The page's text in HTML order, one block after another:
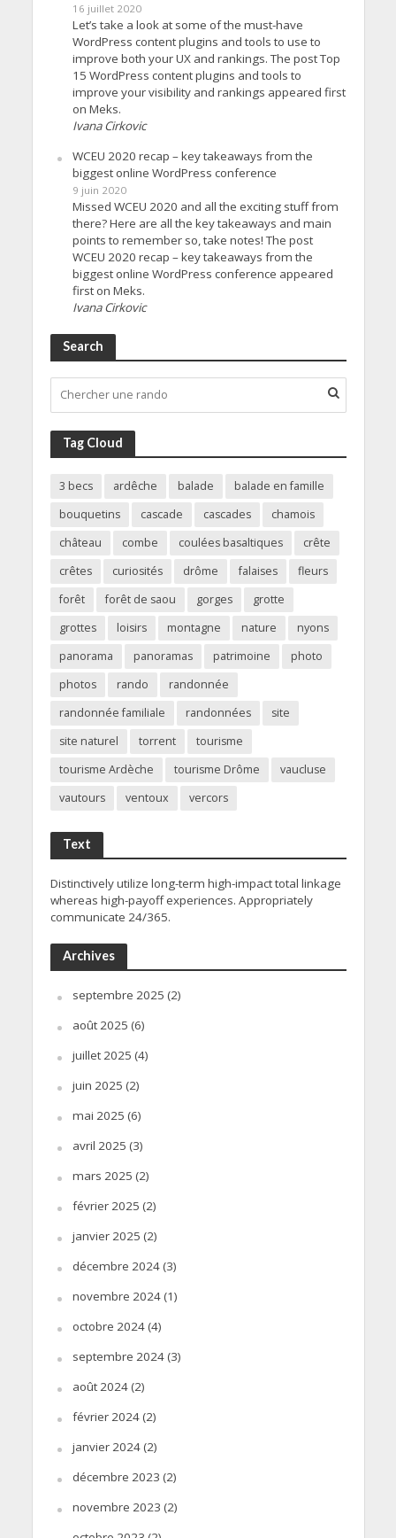
16 juillet 2020
Let’s take a look at some of the must-have
WordPress content plugins and tools to use to
improve both your UX and rankings. The post Top
15 WordPress content plugins and tools to
improve your visibility and rankings appeared first
on Meks.
Ivana Cirkovic
WCEU 2020 recap – key takeaways from the
biggest online WordPress conference
9 juin 2020
Missed WCEU 2020 and all the exciting stuff from
there? Here are all the key takeaways and main
points to remember so, take notes! The post
WCEU 2020 recap – key takeaways from the
biggest online WordPress conference appeared
first on Meks.
Ivana Cirkovic
Search
Tag Cloud
3 becs ardêche balade
balade en famille
bouquetins
cascade cascades
chamois
château
combe coulées basaltiques
crête
crêtes
curiosités drôme falaises
fleurs
forêt
forêt de saou gorges
grotte
grottes
loisirs montagne nature
nyons
panorama
panoramas patrimoine
photo
photos
rando
randonnée
randonnée familiale
randonnées
site
site naturel
torrent
tourisme
tourisme Ardèche
tourisme Drôme
vaucluse
vautours
ventoux vercors
Text
Distinctively utilize long-term high-impact total linkage
whereas high-payoff experiences. Appropriately
communicate 24/365.
Archives
septembre 2025 (2)
août 2025 (6)
juillet 2025 (4)
juin 2025 (2)
mai 2025 (6)
avril 2025 (3)
mars 2025 (2)
février 2025 (2)
janvier 2025 (2)
décembre 2024(3)
novembre 2024(1)
octobre 2024(4)
septembre 2024(3)
août 2024(2)
février 2024(2)
janvier 2024(2)
décembre 2023 (2)
novembre 2023 (2)